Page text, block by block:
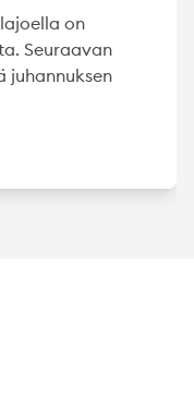
on
Seuraavan
juhannuksen